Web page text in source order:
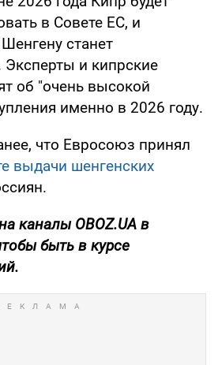
в Совете ЕС, и
станет
и кипрские
об "очень высокой
именно в 2026 году.
что Евросоюз принял
выдачи шенгенских
каналы OBOZ.UA в
быть в курсе